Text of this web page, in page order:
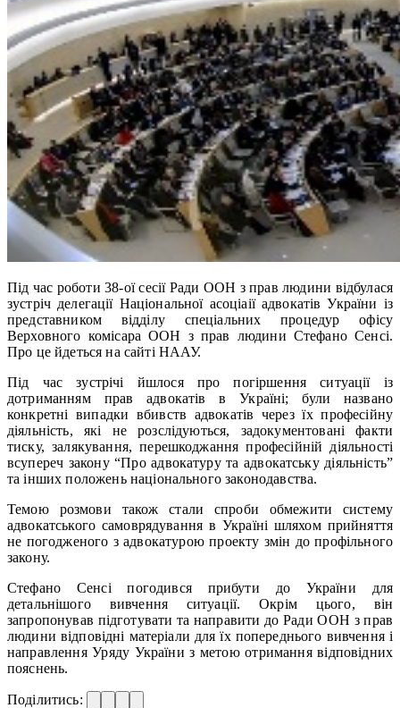
Під час роботи 38-ої сесії Ради ООН з прав людини відбулася
зустріч делегації Національної асоціаії адвокатів України із
представником відділу спеціальних процедур офісу
Верховного комісара ООН з прав людини Стефано Сенсі.
Про це йдеться на сайті НААУ.
Під час зустрічі йшлося про погіршення ситуації із
дотриманням прав адвокатів в Україні; були названо
конкретні випадки вбивств адвокатів через їх професійну
діяльність, які не розслідуються, задокументовані факти
тиску, залякування, перешкоджання професійній діяльності
всупереч закону “Про адвокатуру та адвокатську діяльність”
та інших положень національного законодавства.
Темою розмови також стали спроби обмежити систему
адвокатського самоврядування в Україні шляхом прийняття
не погодженого з адвокатурою проекту змін до профільного
закону.
Стефано Сенсі погодився прибути до України для
детальнішого вивчення ситуації. Окрім цього, він
запропонував підготувати та направити до Ради ООН з прав
людини відповідні матеріали для їх попереднього вивчення і
направлення Уряду України з метою отримання відповідних
пояснень.
Поділитись: